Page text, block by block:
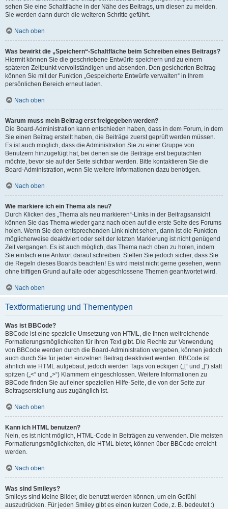
sehen Sie eine Schaltfläche in der Nähe des Beitrags, um diesen zu melden.
Sie werden dann durch die weiteren Schritte geführt.
Nach oben
Was bewirkt die „Speichern“-Schaltfläche beim Schreiben eines Beitrags?
Hiermit können Sie die geschriebene Entwürfe speichern und zu einem
späteren Zeitpunkt vervollständigen und absenden. Den gesicherten Beitrag
können Sie mit der Funktion „Gespeicherte Entwürfe verwalten“ in Ihrem
persönlichen Bereich erneut laden.
Nach oben
Warum muss mein Beitrag erst freigegeben werden?
Die Board-Administration kann entschieden haben, dass in dem Forum, in dem
Sie einen Beitrag erstellt haben, die Beiträge zuerst geprüft werden müssen.
Es ist auch möglich, dass die Administration Sie zu einer Gruppe von
Benutzern hinzugefügt hat, bei denen sie die Beiträge erst begutachten
möchte, bevor sie auf der Seite sichtbar werden. Bitte kontaktieren Sie die
Board-Administration, wenn Sie weitere Informationen dazu benötigen.
Nach oben
Wie markiere ich ein Thema als neu?
Durch Klicken des „Thema als neu markieren“-Links in der Beitragsansicht
können Sie das Thema wieder ganz nach oben auf die erste Seite des Forums
holen. Wenn Sie den entsprechenden Link nicht sehen, dann ist die Funktion
möglicherweise deaktiviert oder seit der letzten Markierung ist nicht genügend
Zeit vergangen. Es ist auch möglich, das Thema nach oben zu holen, indem
Sie einfach eine Antwort darauf schreiben. Stellen Sie jedoch sicher, dass Sie
die Regeln dieses Boards beachten! Es wird meist nicht gerne gesehen, wenn
ohne triftigen Grund auf alte oder abgeschlossene Themen geantwortet wird.
Nach oben
Textformatierung und Thementypen
Was ist BBCode?
BBCode ist eine spezielle Umsetzung von HTML, die Ihnen weitreichende
Formatierungsmöglichkeiten für Ihren Text gibt. Die Rechte zur Verwendung
von BBCode werden durch die Board-Administration vergeben, können jedoch
auch durch Sie für jeden einzelnen Beitrag deaktiviert werden. BBCode ist
ähnlich wie HTML aufgebaut, jedoch werden Tags von eckigen („[“ und „]“) statt
spitzen („<“ und „>“) Klammern eingeschlossen. Weitere Informationen zu
BBCode finden Sie auf einer speziellen Hilfe-Seite, die von der Seite zur
Beitragserstellung aus zugänglich ist.
Nach oben
Kann ich HTML benutzen?
Nein, es ist nicht möglich, HTML-Code in Beiträgen zu verwenden. Die meisten
Formatierungsmöglichkeiten, die HTML bietet, können über BBCode erreicht
werden.
Nach oben
Was sind Smileys?
Smileys sind kleine Bilder, die benutzt werden können, um ein Gefühl
auszudrücken. Für jeden Smiley gibt es einen kurzen Code, z. B. bedeutet :)